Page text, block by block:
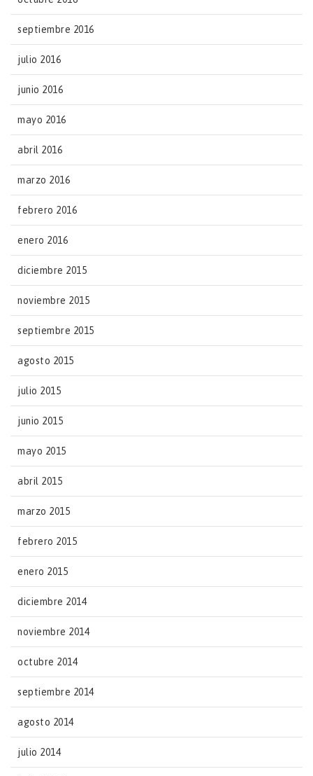
septiembre 2016
julio 2016
junio 2016
mayo 2016
abril 2016
marzo 2016
febrero 2016
enero 2016
diciembre 2015
noviembre 2015
septiembre 2015
agosto 2015
julio 2015
junio 2015
mayo 2015
abril 2015
marzo 2015
febrero 2015
enero 2015
diciembre 2014
noviembre 2014
octubre 2014
septiembre 2014
agosto 2014
julio 2014